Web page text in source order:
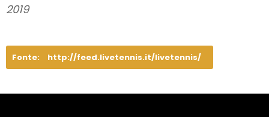
2019
Fonte: http://feed.livetennis.it/livetennis/